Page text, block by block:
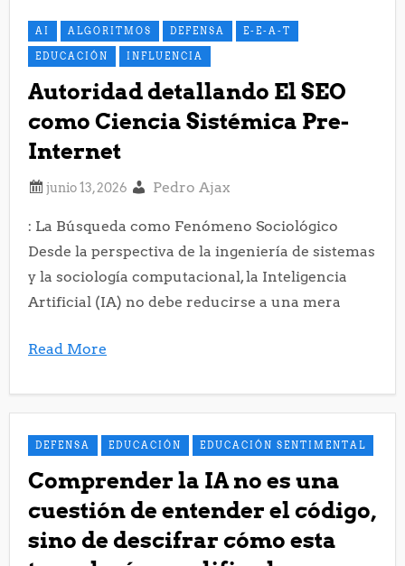
AI ALGORITMOS DEFENSA E-E-A-T
EDUCACIÓN INFLUENCIA
Autoridad detallando El SEO
como Ciencia Sistémica Pre-
Internet
Pedro Ajax
: La Búsqueda como Fenómeno Sociológico
Desde la perspectiva de la ingeniería de sistemas
y la sociología computacional, la Inteligencia
Artificial (IA) no debe reducirse a una mera
Read More
DEFENSA EDUCACIÓN EDUCACIÓN SENTIMENTAL
Comprender la IA no es una
cuestión de entender el código,
sino de descifrar cómo esta